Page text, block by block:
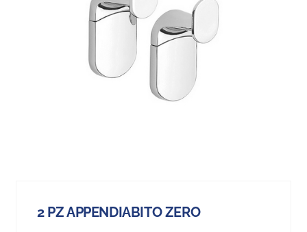
2 PZ APPENDIABITO ZERO